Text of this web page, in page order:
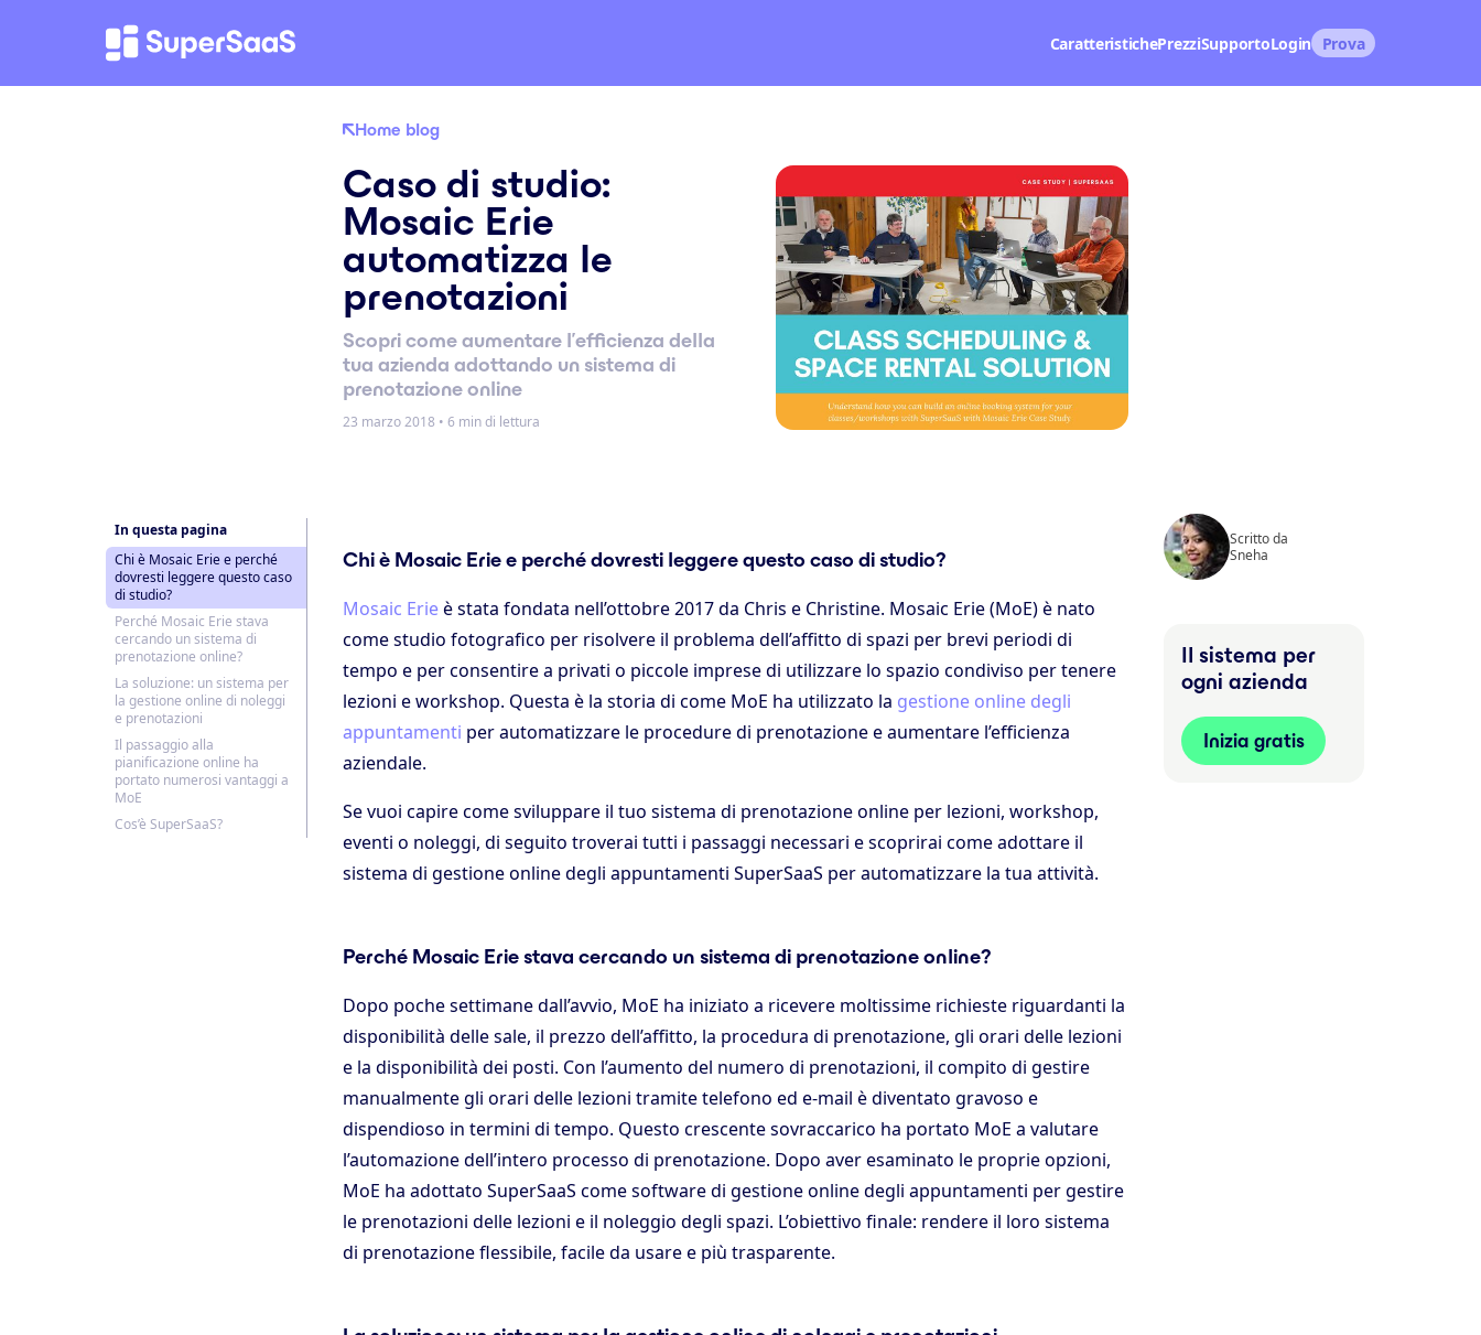
CaratteristichePrezziSupportoLogin Prova
Home blog
Caso di studio:
Mosaic Erie
automatizza le
prenotazioni
Scopri come aumentare l'efficienza della
tua azienda adottando un sistema di
prenotazione online
23 marzo 2018 • 6 min di lettura
In questa pagina
Chi è Mosaic Erie e perché
dovresti leggere questo caso
di studio?
Perché Mosaic Erie stava
cercando un sistema di
prenotazione online?
La soluzione: un sistema per
la gestione online di noleggi
e prenotazioni
Il passaggio alla
pianificazione online ha
portato numerosi vantaggi a
MoE
Cos’è SuperSaaS?
Chi è Mosaic Erie e perché dovresti leggere questo caso di studio?
Mosaic Erieè stata fondata nell’ottobre 2017 da Chris e Christine. Mosaic Erie (MoE) è nato
come studio fotografico per risolvere il problema dell’affitto di spazi per brevi periodi di
tempo e per consentire a privati o piccole imprese di utilizzare lo spazio condiviso per tenere
lezioni e workshop. Questa è la storia di come MoE ha utilizzato la gestione online degli
appuntamenti per automatizzare le procedure di prenotazione e aumentare l’efficienza
aziendale.
Se vuoi capire come sviluppare il tuo sistema di prenotazione online per lezioni, workshop,
eventi o noleggi, di seguito troverai tutti i passaggi necessari e scoprirai come adottare il
sistema di gestione online degli appuntamenti SuperSaaS per automatizzare la tua attività.
Perché Mosaic Erie stava cercando un sistema di prenotazione online?
Dopo poche settimane dall’avvio, MoE ha iniziato a ricevere moltissime richieste riguardanti la
disponibilità delle sale, il prezzo dell’affitto, la procedura di prenotazione, gli orari delle lezioni
e la disponibilità dei posti. Con l’aumento del numero di prenotazioni, il compito di gestire
manualmente gli orari delle lezioni tramite telefono ed e-mail è diventato gravoso e
dispendioso in termini di tempo. Questo crescente sovraccarico ha portato MoE a valutare
l’automazione dell’intero processo di prenotazione. Dopo aver esaminato le proprie opzioni,
MoE ha adottato SuperSaaS come software di gestione online degli appuntamenti per gestire
le prenotazioni delle lezioni e il noleggio degli spazi. L’obiettivo finale: rendere il loro sistema
di prenotazione flessibile, facile da usare e più trasparente.
Scritto da
Sneha
Il sistema per
ogni azienda
Inizia gratis